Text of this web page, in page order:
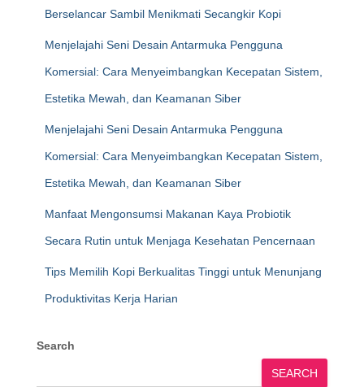
Berselancar Sambil Menikmati Secangkir Kopi
Menjelajahi Seni Desain Antarmuka Pengguna
Komersial: Cara Menyeimbangkan Kecepatan Sistem,
Estetika Mewah, dan Keamanan Siber
Menjelajahi Seni Desain Antarmuka Pengguna
Komersial: Cara Menyeimbangkan Kecepatan Sistem,
Estetika Mewah, dan Keamanan Siber
Manfaat Mengonsumsi Makanan Kaya Probiotik
Secara Rutin untuk Menjaga Kesehatan Pencernaan
Tips Memilih Kopi Berkualitas Tinggi untuk Menunjang
Produktivitas Kerja Harian
Search
SEARCH